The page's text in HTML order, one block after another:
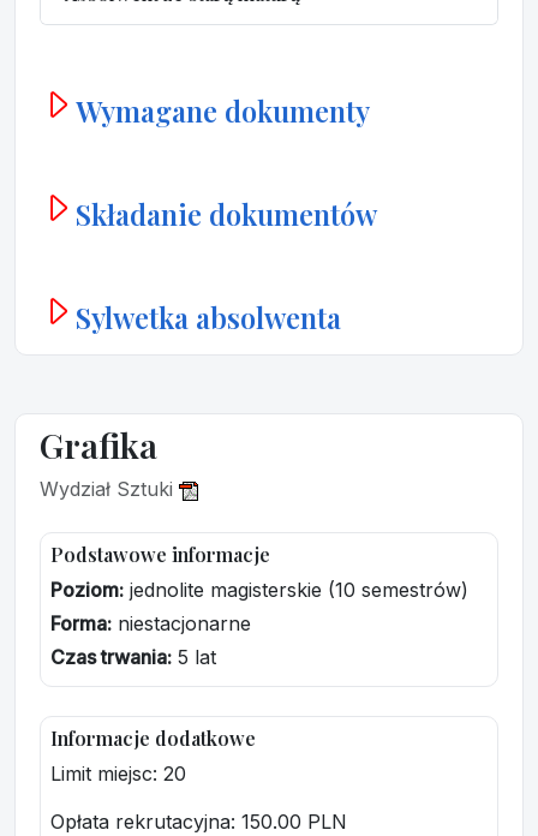
Wymagane dokumenty
Składanie dokumentów
Sylwetka absolwenta
Grafika
Wydział Sztuki
Podstawowe informacje
Poziom: jednolite magisterskie (10 semestrów)
Forma: niestacjonarne
Czas trwania: 5 lat
Informacje dodatkowe
Limit miejsc: 20
Opłata rekrutacyjna: 150.00 PLN